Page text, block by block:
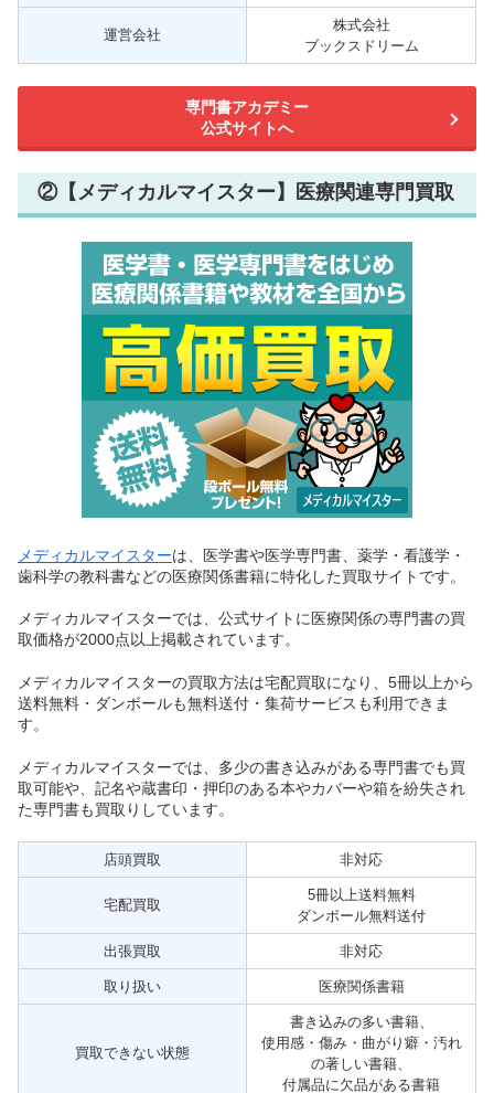
運営会社
株式会社
ブックスドリーム
専門書アカデミー
公式サイトへ
②【メディカルマイスター】医療関連専門買取
メディカルマイスターは、医学書や医学専門書、薬学・看護学・
歯科学の教科書などの医療関係書籍に特化した買取サイトです。
メディカルマイスターでは、公式サイトに医療関係の専門書の買
取価格が2000点以上掲載されています。
メディカルマイスターの買取方法は宅配買取になり、5冊以上から
送料無料・ダンボールも無料送付・集荷サービスも利用できま
す。
メディカルマイスターでは、多少の書き込みがある専門書でも買
取可能や、記名や蔵書印・押印のある本やカバーや箱を紛失され
た専門書も買取りしています。
店頭買取 非対応
宅配買取
5冊以上送料無料
ダンボール無料送付
出張買取 非対応
取り扱い 医療関係書籍
買取できない状態
書き込みの多い書籍、
使用感・傷み・曲がり癖・汚れ
の著しい書籍、
付属品に欠品がある書籍